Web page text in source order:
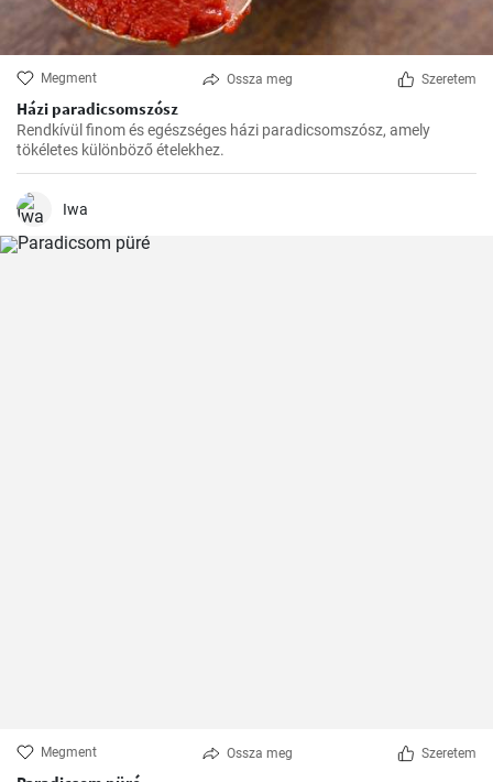
Megment Ossza meg Szeretem
Házi paradicsomszósz
Rendkívül finom és egészséges házi paradicsomszósz, amely
tökéletes különböző ételekhez.
Iwa
Megment Ossza meg Szeretem